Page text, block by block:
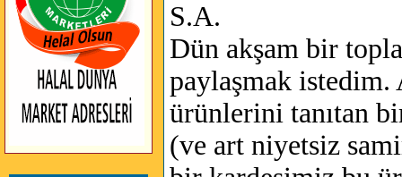
S.A.
Dün akşam bir
paylaşmak istedim.
ürünlerini tanıtan
(ve art niyetsiz